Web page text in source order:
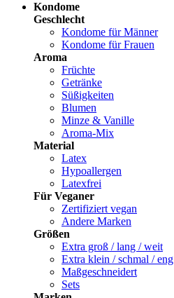
Kondome
Geschlecht
Kondome für Männer
Kondome für Frauen
Aroma
Früchte
Getränke
Süßigkeiten
Blumen
Minze & Vanille
Aroma-Mix
Material
Latex
Hypoallergen
Latexfrei
Für Veganer
Zertifiziert vegan
Andere Marken
Größen
Extra groß / lang / weit
Extra klein / schmal / eng
Maßgeschneidert
Sets